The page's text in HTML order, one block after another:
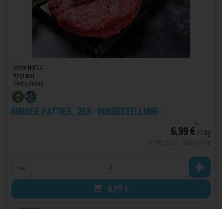
Meyn Hof KG
Regional
Deutschland
Burger Patties, 2er -VORBESTELLUNG-
6,99 €*/ 1 kg
6,99 €